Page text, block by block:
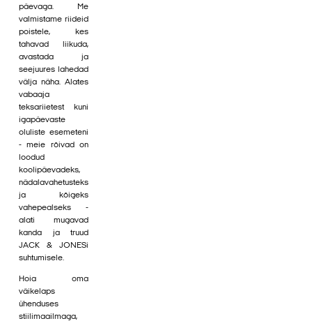
päevaga. Me
valmistame riideid
poistele, kes
tahavad liikuda,
avastada ja
seejuures lahedad
välja näha. Alates
vabaaja
teksariietest kuni
igapäevaste
oluliste esemeteni
- meie rõivad on
loodud
koolipäevadeks,
nädalavahetusteks
ja kõigeks
vahepealseks -
alati mugavad
kanda ja truud
JACK & JONESi
suhtumisele.
Hoia oma
väikelaps
ühenduses
stiilimaailmaga,